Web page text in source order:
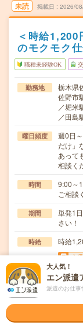
未読 掲載日 2026/
＜時給1,200
のモクモク
職種未経験OK
勤務地
栃木県
佐野市
／堀米
／田島
曜日頻度
週0日
だけ」
あって
相談く
時間
9:00～
ご相談
期間
単発1
さい
時給 時給
交
■ 交通
仕事内容
＼お菓
職種
大人気！
エン派遣
派遣のお仕事